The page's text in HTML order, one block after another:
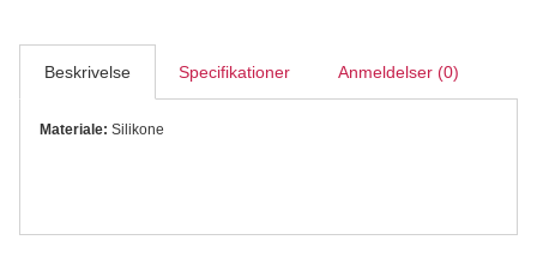
Beskrivelse Specifikationer Anmeldelser (0)
Materiale: Silikone